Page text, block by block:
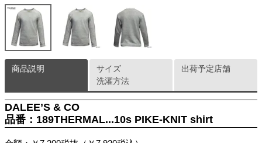
商品説明
DALEE’S & CO
品番：189THERMAL...10s PIKE-KNIT shirt
サイズ
洗濯方法
出荷予定店舗